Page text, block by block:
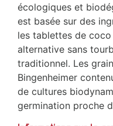
écologiques et
est basée sur des
les tablettes de
alternative sans
traditionnel. Les
Bingenheimer
de cultures
germination proche